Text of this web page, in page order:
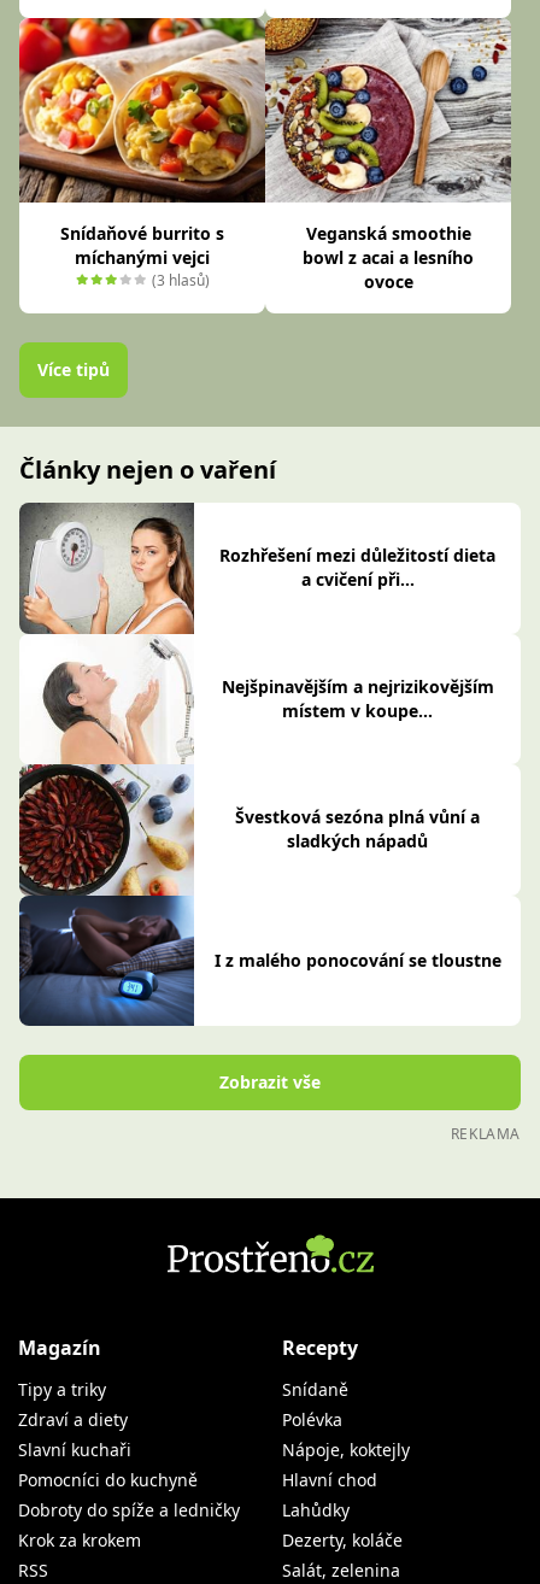
Snídaňové burrito s
míchanými vejci
(3 hlasů)
Veganská smoothie
bowl z acai a lesního
ovoce
Více tipů
Články nejen o vaření
Rozhřešení mezi důležitostí dieta
a cvičení při...
Nejšpinavějším a nejrizikovějším
místem v koupe...
Švestková sezóna plná vůní a
sladkých nápadů
I z malého ponocování se tloustne
Zobrazit vše
REKLAMA
Magazín
Tipy a triky
Zdraví a diety
Slavní kuchaři
Pomocníci do kuchyně
Dobroty do spíže a ledničky
Krok za krokem
RSS
Recepty
Snídaně
Polévka
Nápoje, koktejly
Hlavní chod
Lahůdky
Dezerty, koláče
Salát, zelenina